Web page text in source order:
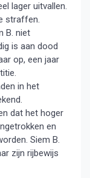
lager uitvallen.
straffen.
B. niet
is aan dood
op, een jaar
in het
dat het hoger
en
Siem B.
zijn rijbewijs